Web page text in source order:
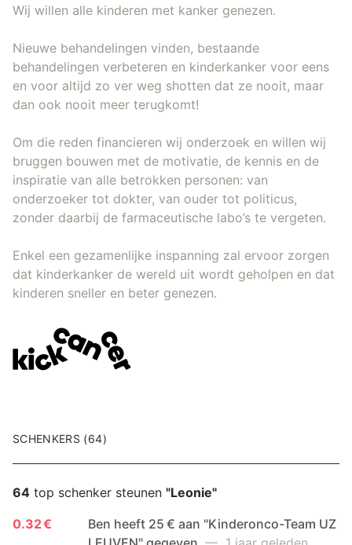
Wij willen alle kinderen met kanker genezen.
Nieuwe behandelingen vinden, bestaande
behandelingen verbeteren en kinderkanker voor eens
en voor altijd zo ver weg shotten dat ze nooit, maar
dan ook nooit meer terugkomt!
Om die reden financieren wij onderzoek en willen wij
bruggen bouwen met de motivatie, de kennis en de
inspiratie van alle betrokken personen: van
onderzoeker tot dokter, van ouder tot politicus,
zonder daarbij de farmaceutische labo’s te vergeten.
Enkel een gezamenlijke inspanning zal ervoor zorgen
dat kinderkanker de wereld uit wordt geholpen en dat
kinderen sneller en beter genezen.
SCHENKERS (64)
64 top schenker steunen "Leonie"
0.32 €
Ben heeft 25 € aan "Kinderonco-Team UZ